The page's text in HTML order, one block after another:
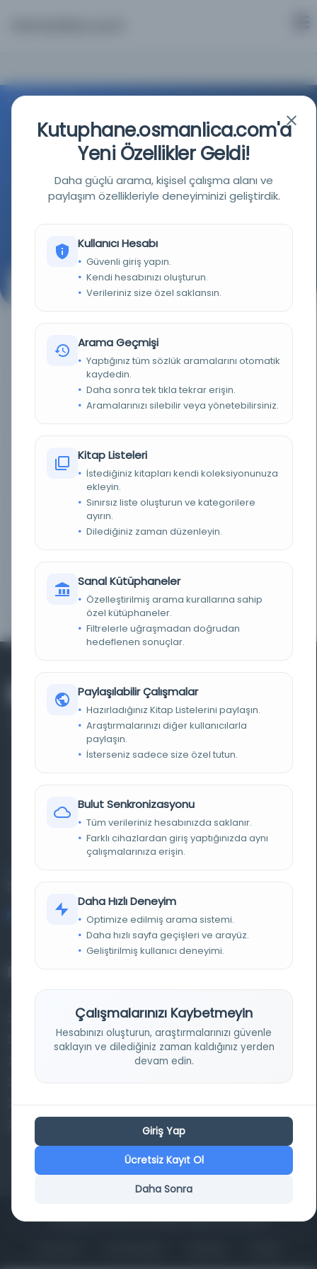
Aramaya Dön
Türkiye Cumhuriyeti Devlet Arşivleri Başkanlığı
Adana Maarif Müdürlüğü'ne tayin edilen Memduh
180-9-0-0 / GENEL - Devlet Arşivleri Başkanlığı
Cumhuriyet Arşivi
Belge
İtalyanca
Evet
Türkiye Cumhuriyeti Devlet Arşivleri Başkanlığı
KAYIT NUMARASI 1758495
16.06.1924-00.00.0000
materyalleri bir araya getiren kapsamlı bir dijital
kütüphane ve meta katalog.
bilgi@osmanlica.com
Osmanlica.com
Aruz ve Hece Ölçüsü
Türkçe Metin Sıklık Analizi
Tarihi Dokümanlarda Görüntü İyileştirilmesi
Copyrights © 2026 Tüm Hakları Saklıdır. Mina ARGE
Kutuphane.osmanlica.com'a
Yeni Özellikler Geldi!
Daha güçlü arama, kişisel çalışma alanı ve
paylaşım özellikleriyle deneyiminizi geliştirdik.
Kullanıcı Hesabı
Güvenli giriş yapın.
Kendi hesabınızı oluşturun.
Verileriniz size özel saklansın.
Arama Geçmişi
Yaptığınız tüm sözlük aramalarını otomatik
kaydedin.
Daha sonra tek tıkla tekrar erişin.
Aramalarınızı silebilir veya yönetebilirsiniz.
Kitap Listeleri
İstediğiniz kitapları kendi koleksiyonunuza
ekleyin.
Sınırsız liste oluşturun ve kategorilere
ayırın.
Dilediğiniz zaman düzenleyin.
Sanal Kütüphaneler
Özelleştirilmiş arama kurallarına sahip
özel kütüphaneler.
Filtrelerle uğraşmadan doğrudan
hedeflenen sonuçlar.
Paylaşılabilir Çalışmalar
Hazırladığınız Kitap Listelerini paylaşın.
Araştırmalarınızı diğer kullanıcılarla
paylaşın.
İsterseniz sadece size özel tutun.
Bulut Senkronizasyonu
Tüm verileriniz hesabınızda saklanır.
Farklı cihazlardan giriş yaptığınızda aynı
çalışmalarınıza erişin.
Daha Hızlı Deneyim
Optimize edilmiş arama sistemi.
Daha hızlı sayfa geçişleri ve arayüz.
Geliştirilmiş kullanıcı deneyimi.
Çalışmalarınızı Kaybetmeyin
Hesabınızı oluşturun, araştırmalarınızı güvenle
saklayın ve dilediğiniz zaman kaldığınız yerden
devam edin.
Giriş Yap
Ücretsiz Kayıt Ol
Daha Sonra